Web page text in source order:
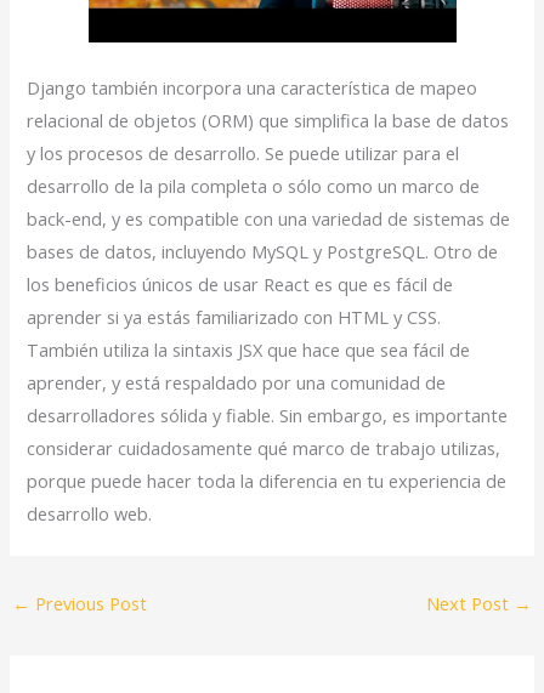
Django también incorpora una característica de mapeo
relacional de objetos (ORM) que simplifica la base de datos
y los procesos de desarrollo. Se puede utilizar para el
desarrollo de la pila completa o sólo como un marco de
back-end, y es compatible con una variedad de sistemas de
bases de datos, incluyendo MySQL y PostgreSQL. Otro de
los beneficios únicos de usar React es que es fácil de
aprender si ya estás familiarizado con HTML y CSS.
También utiliza la sintaxis JSX que hace que sea fácil de
aprender, y está respaldado por una comunidad de
desarrolladores sólida y fiable. Sin embargo, es importante
considerar cuidadosamente qué marco de trabajo utilizas,
porque puede hacer toda la diferencia en tu experiencia de
desarrollo web.
← Previous Post Next Post →